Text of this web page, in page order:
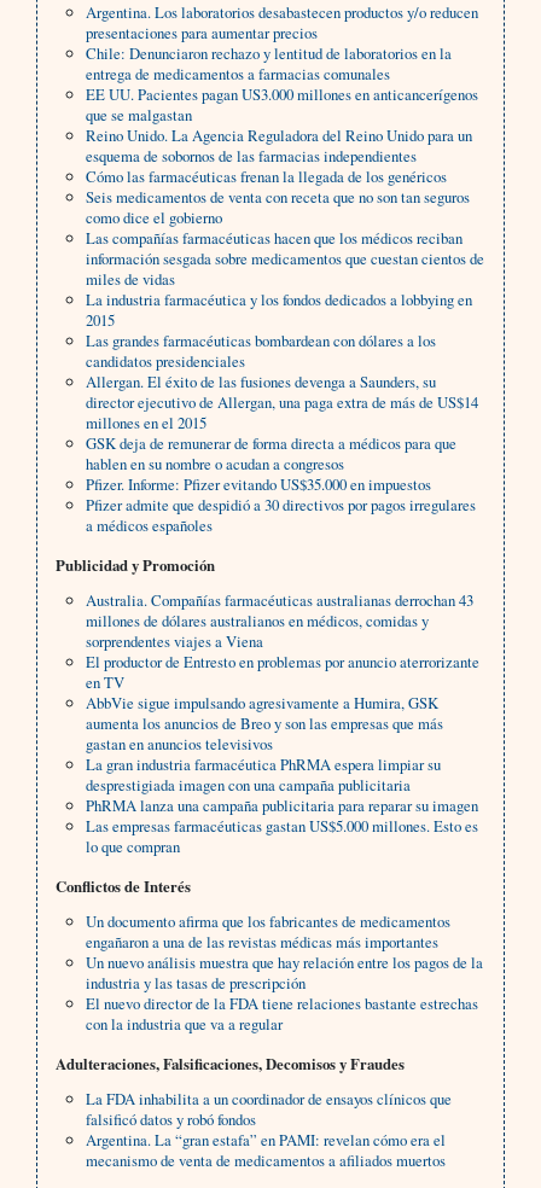
Argentina. Los laboratorios desabastecen productos y/o reducen
presentaciones para aumentar precios
Chile: Denunciaron rechazo y lentitud de laboratorios en la
entrega de medicamentos a farmacias comunales
EE UU. Pacientes pagan US3.000 millones en anticancerígenos
que se malgastan
Reino Unido. La Agencia Reguladora del Reino Unido para un
esquema de sobornos de las farmacias independientes
Cómo las farmacéuticas frenan la llegada de los genéricos
Seis medicamentos de venta con receta que no son tan seguros
como dice el gobierno
Las compañías farmacéuticas hacen que los médicos reciban
información sesgada sobre medicamentos que cuestan cientos de
miles de vidas
La industria farmacéutica y los fondos dedicados a lobbying en
2015
Las grandes farmacéuticas bombardean con dólares a los
candidatos presidenciales
Allergan. El éxito de las fusiones devenga a Saunders, su
director ejecutivo de Allergan, una paga extra de más de US$14
millones en el 2015
GSK deja de remunerar de forma directa a médicos para que
hablen en su nombre o acudan a congresos
Pfizer. Informe: Pfizer evitando US$35.000 en impuestos
Pfizer admite que despidió a 30 directivos por pagos irregulares
a médicos españoles
Publicidad y Promoción
Australia. Compañías farmacéuticas australianas derrochan 43
millones de dólares australianos en médicos, comidas y
sorprendentes viajes a Viena
El productor de Entresto en problemas por anuncio aterrorizante
en TV
AbbVie sigue impulsando agresivamente a Humira, GSK
aumenta los anuncios de Breo y son las empresas que más
gastan en anuncios televisivos
La gran industria farmacéutica PhRMA espera limpiar su
desprestigiada imagen con una campaña publicitaria
PhRMA lanza una campaña publicitaria para reparar su imagen
Las empresas farmacéuticas gastan US$5.000 millones. Esto es
lo que compran
Conflictos de Interés
Un documento afirma que los fabricantes de medicamentos
engañaron a una de las revistas médicas más importantes
Un nuevo análisis muestra que hay relación entre los pagos de la
industria y las tasas de prescripción
El nuevo director de la FDA tiene relaciones bastante estrechas
con la industria que va a regular
Adulteraciones, Falsificaciones, Decomisos y Fraudes
La FDA inhabilita a un coordinador de ensayos clínicos que
falsificó datos y robó fondos
Argentina. La “gran estafa” en PAMI: revelan cómo era el
mecanismo de venta de medicamentos a afiliados muertos